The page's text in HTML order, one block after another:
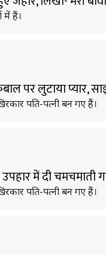
में हैं।
पर लुटाया प्यार,
पति-पत्नी बन गए हैं।
में दी चमचमाती
पति-पत्नी बन गए हैं।